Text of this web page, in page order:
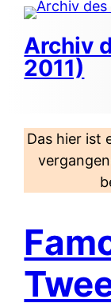
Zum
Inhalt
springen
Archiv
2011)
Das hier ist